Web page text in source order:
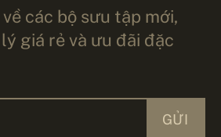
các bộ sưu tập mới,
giá rẻ và ưu đãi đặc
GỬI